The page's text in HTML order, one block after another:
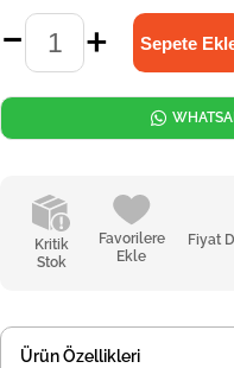
Kritik
Stok
Favorilere
Ekle
Fiyat
Ürün Özellikleri